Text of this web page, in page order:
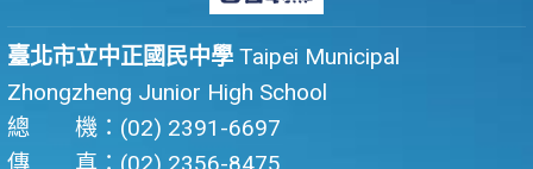
臺北市立中正國民中學 Taipei Municipal
Zhongzheng Junior High School
總 機：(02) 2391-6697
傳 真：(02) 2356-8475